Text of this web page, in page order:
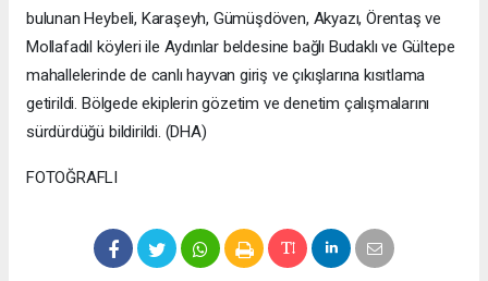
bulunan Heybeli, Karaşeyh, Gümüşdöven, Akyazı, Örentaş ve
Mollafadıl köyleri ile Aydınlar beldesine bağlı Budaklı ve Gültepe
mahallelerinde de canlı hayvan giriş ve çıkışlarına kısıtlama
getirildi. Bölgede ekiplerin gözetim ve denetim çalışmalarını
sürdürdüğü bildirildi. (DHA)
FOTOĞRAFLI